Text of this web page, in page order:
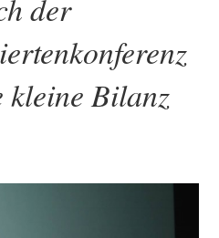
der
kleine Bilanz